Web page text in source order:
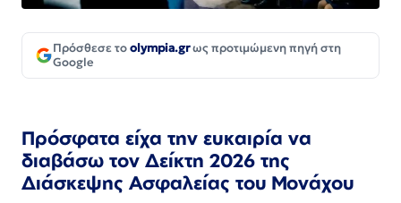
Πρόσθεσε τοolympia.grως προτιμώμενη πηγή στη
Google
Πρόσφατα είχα την ευκαιρία να
διαβάσω τον Δείκτη 2026 της
Διάσκεψης Ασφαλείας του Μονάχου